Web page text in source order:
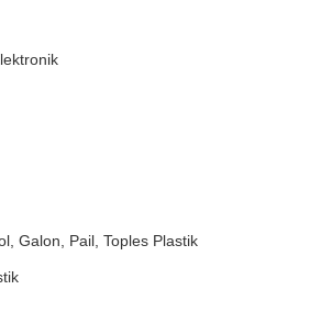
Galon, Pail, Toples Plastik